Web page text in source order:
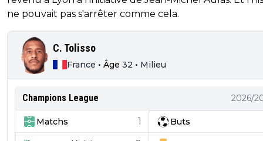
ne pouvait pas s'arrêter comme cela.
C. Tolisso
France • Âge 32 • Milieu
Champions League 2026/
Matchs 1 Buts